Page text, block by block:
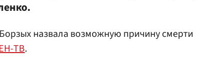
назвала возможную причину смерти
ТВ.